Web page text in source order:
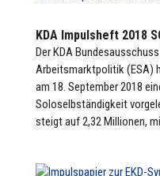
KDA Impulsheft 2018
Der KDA
Arbeitsmarktpolitik (ESA)
am 18. September 2018
Soloselbständigkeit
steigt auf 2,32 Millionen,